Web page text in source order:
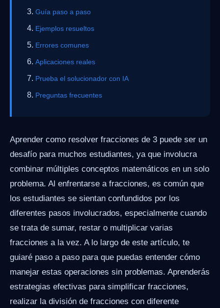
Guía paso a paso
Ejemplos resueltos
Errores comunes
Aplicaciones reales
Prueba el solucionador con IA
Preguntas frecuentes
Aprender como resolver fracciones de 3 puede ser un
desafío para muchos estudiantes, ya que involucra
combinar múltiples conceptos matemáticos en un solo
problema. Al enfrentarse a fracciones, es común que
los estudiantes se sientan confundidos por los
diferentes pasos involucrados, especialmente cuando
se trata de sumar, restar o multiplicar varias
fracciones a la vez. A lo largo de este artículo, te
guiaré paso a paso para que puedas entender cómo
manejar estas operaciones sin problemas. Aprenderás
estrategias efectivas para simplificar fracciones,
realizar la división de fracciones con diferente